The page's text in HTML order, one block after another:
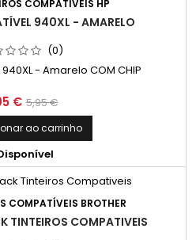
COMPATÍVEIS HP
940XL - AMARELO
(0)
- Amarelo COM CHIP
€ Preço
normal
5,95 €
ao carrinho
COMPATÍVEIS BROTHER
TINTEIROS COMPATIVEIS